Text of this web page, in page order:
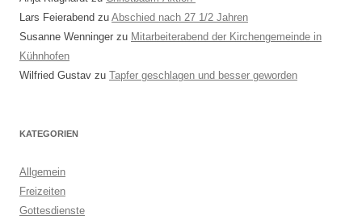
Lars Feierabend zu Abschied nach 27 1/2 Jahren
Susanne Wenninger zu Mitarbeiterabend der Kirchengemeinde in
Kühnhofen
Wilfried Gustav zu Tapfer geschlagen und besser geworden
KATEGORIEN
Allgemein
Freizeiten
Gottesdienste